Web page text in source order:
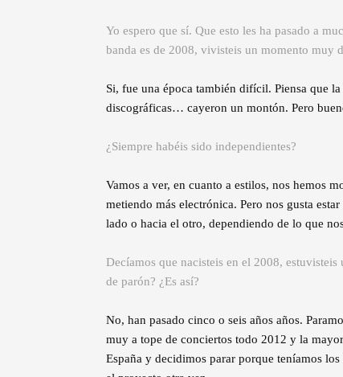
Yo espero que sí. Que esto les ha pasado a
banda es de 2008, vivisteis un momento muy
Si, fue una época también difícil. Piensa que
discográficas… cayeron un montón. Pero
¿Siempre habéis sido independientes?
Vamos a ver, en cuanto a estilos, nos hemos
metiendo más electrónica. Pero nos gusta
lado o hacia el otro, dependiendo de lo que
Decíamos que nacisteis en el 2008,
de parón? ¿Es así?
No, han pasado cinco o seis años años.
muy a tope de conciertos todo 2012 y la
España y decidimos parar porque teníamos